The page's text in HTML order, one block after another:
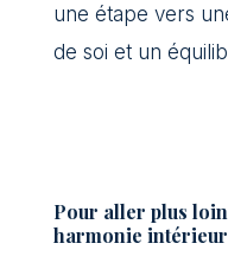
une étape vers
de soi et un
Pour aller plus
harmonie